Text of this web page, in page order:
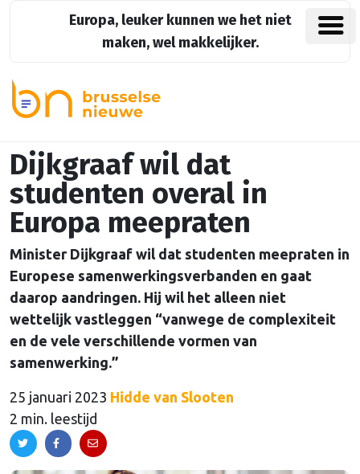
Europa, leuker kunnen we het niet
maken, wel makkelijker.
Dijkgraaf wil dat
studenten overal in
Europa meepraten
Minister Dijkgraaf wil dat studenten meepraten in
Europese samenwerkingsverbanden en gaat
daarop aandringen. Hij wil het alleen niet
wettelijk vastleggen “vanwege de complexiteit
en de vele verschillende vormen van
samenwerking.”
25 januari 2023 Hidde van Slooten
2 min. leestijd